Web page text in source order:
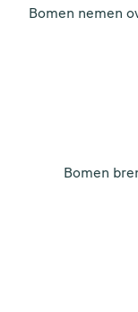
Bomen nemen
Bomen